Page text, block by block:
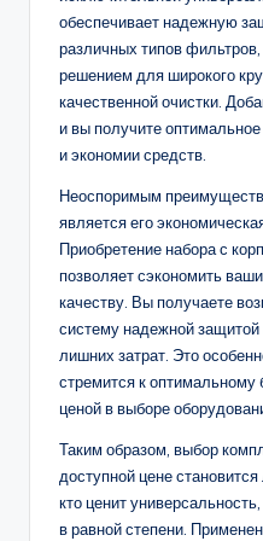
обеспечивает надежную
различных типов
решением для широкого
качественной очистки.
и вы получите
и экономии средств.
Неоспоримым
является его
Приобретение набора с
позволяет сэкономить
качеству. Вы получаете
систему надежной
лишних затрат. Это
стремится к
ценой в выборе
Таким образом, выбор
доступной цене
кто ценит
в равной степени.